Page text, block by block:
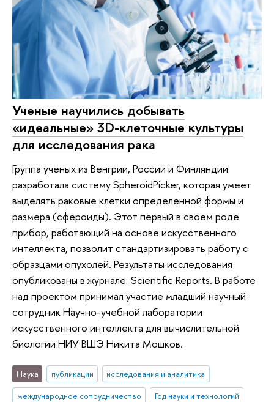
Ученые научились добывать
«идеальные» 3D-клеточные культуры
для исследования рака
Группа ученых из Венгрии, России и Финляндии
разработала систему SpheroidPicker, которая умеет
выделять раковые клетки определенной формы и
размера (сфероиды). Этот первый в своем роде
прибор, работающий на основе искусственного
интеллекта, позволит стандартизировать работу с
образцами опухолей. Результаты исследования
опубликованы в журнале Scientific Reports. В работе
над проектом принимал участие младший научный
сотрудник Научно-учебной лаборатории
искусственного интеллекта для вычислительной
биологии НИУ ВШЭ Никита Мошков.
Наука публикации
исследования и аналитика
международное сотрудничество
Год науки и технологий